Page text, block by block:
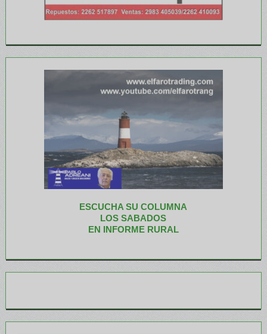
ESCUCHA SU COLUMNA
LOS SABADOS
EN INFORME RURAL